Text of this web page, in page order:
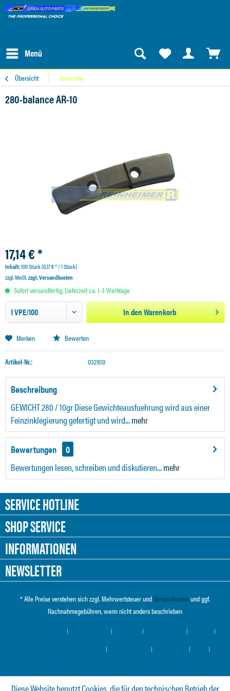
Menü
Übersicht Gewichte
280-balance AR-10
17,14 € *
Inhalt:100 Stück (0,17 € * / 1 Stück)
zzgl. MwSt.zzgl. Versandkosten
Sofort versandfertig, Lieferzeit ca. 1-3 Werktage
In denWarenkorb
Merken Bewerten
Artikel-Nr.: 032810
Beschreibung
GEWICHT 280 / 10gr Diese Gewichteausfuehrung wird aus einer
Feinzinklegierung gefertigt und wird...mehr
Bewertungen
0
Bewertungen lesen, schreiben und diskutieren...mehr
SERVICE HOTLINE
SHOP SERVICE
INFORMATIONEN
NEWSLETTER
* Alle Preise verstehen sich zzgl. Mehrwertsteuer undVersandkostenund ggf.
Nachnahmegebühren, wenn nicht anders beschrieben
Diese Website benutzt Cookies, die für den technischen Betrieb der